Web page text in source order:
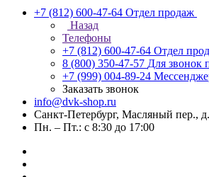
+7 (812) 600-47-64 Отдел продаж
Назад
Телефоны
+7 (812) 600-47-64 Отдел
8 (800) 350-47-57 Для звонок
+7 (999) 004-89-24
Заказать звонок
info@dvk-shop.ru
Санкт-Петербург, Масляный пер.,
Пн. – Пт.: с 8:30 до 17:00